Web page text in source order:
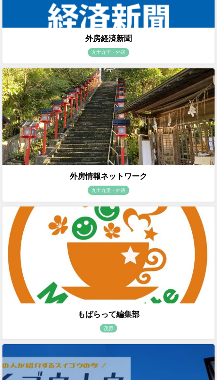
外房経済新聞
九十九里・外房
外房情報ネットワーク
九十九里・外房
もばらって編集部
茂原